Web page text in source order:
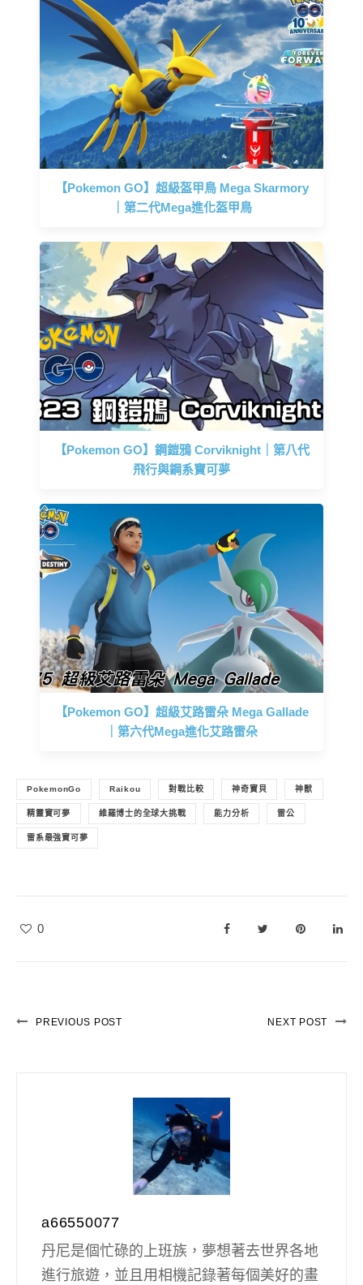
【Pokemon GO】超級盔甲鳥 Mega Skarmory
｜第二代Mega進化盔甲鳥
【Pokemon GO】鋼鎧鴉 Corviknight｜第八代
飛行與鋼系寶可夢
【Pokemon GO】超級艾路雷朵 Mega Gallade
｜第六代Mega進化艾路雷朵
PokemonGo Raikou 對戰比較 神奇寶貝 神獸
精靈寶可夢 維羅博士的全球大挑戰 能力分析 雷公
雷系最強寶可夢
0
PREVIOUS POST NEXT POST
a66550077
丹尼是個忙碌的上班族，夢想著去世界各地
進行旅遊，並且用相機記錄著每個美好的畫